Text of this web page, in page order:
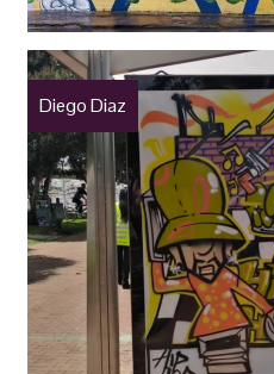
Diego Diaz